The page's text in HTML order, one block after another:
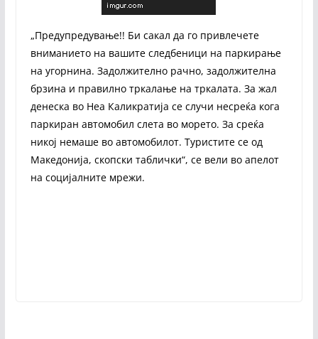
„Предупредување!! Би сакал да го привлечете
вниманието на вашите следбеници на паркирање
на угорнина. Задолжително рачно, задолжителна
брзина и правилно тркалање на тркалата. За жал
денеска во Неа Каликратија се случи несреќа кога
паркиран автомобил слета во морето. За среќа
никој немаше во автомобилот. Туристите се од
Македонија, скопски таблички“, се вели во апелот
на социјалните мрежи.